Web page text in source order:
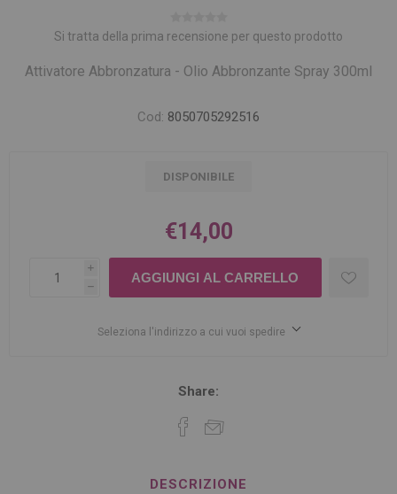
Si tratta della prima recensione per questo prodotto
Attivatore Abbronzatura - Olio Abbronzante Spray 300ml
Cod: 8050705292516
DISPONIBILE
€14,00
i
h
Seleziona l'indirizzo a cui vuoi spedire
Share:
DESCRIZIONE